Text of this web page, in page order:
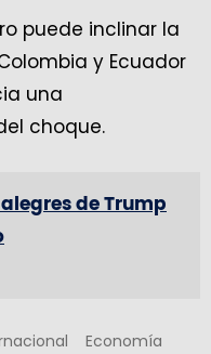
puede inclinar la
y Ecuador
una
choque.
de Trump
Economía